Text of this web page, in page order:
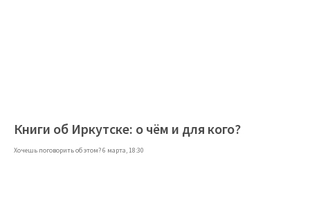
Книги об Иркутске: о чём и для кого?
Хочешь поговорить об этом? 6 марта, 18:30